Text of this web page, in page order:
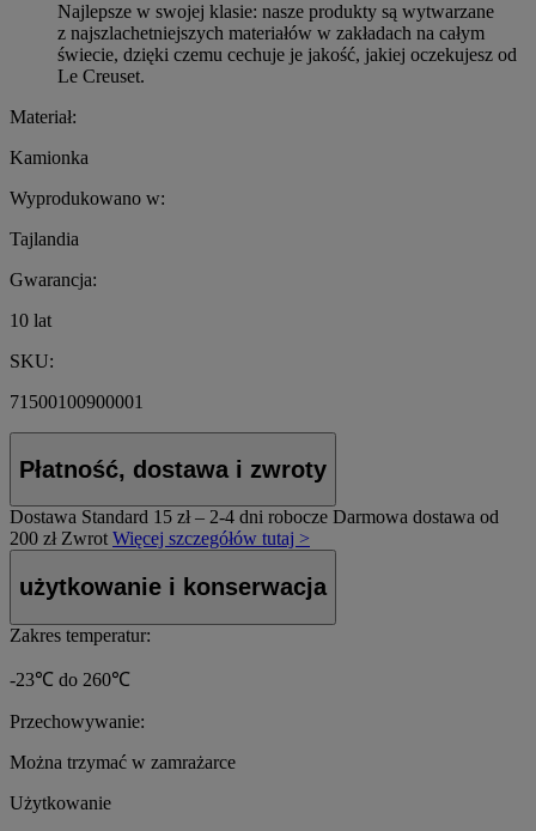
Najlepsze w swojej klasie: nasze produkty są wytwarzane
z najszlachetniejszych materiałów w zakładach na całym
świecie, dzięki czemu cechuje je jakość, jakiej oczekujesz od
Le Creuset.
Materiał:
Kamionka
Wyprodukowano w:
Tajlandia
Gwarancja:
10 lat
SKU:
71500100900001
Płatność, dostawa i zwroty
Dostawa Standard 15 zł – 2-4 dni robocze Darmowa dostawa od
200 zł Zwrot Więcej szczegółów tutaj >
użytkowanie i konserwacja
Zakres temperatur:
-23℃ do 260℃
Przechowywanie:
Można trzymać w zamrażarce
Użytkowanie